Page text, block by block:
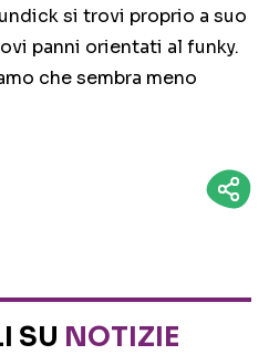
si trovi proprio a suo
panni orientati al funky.
che sembra meno
SU NOTIZIE